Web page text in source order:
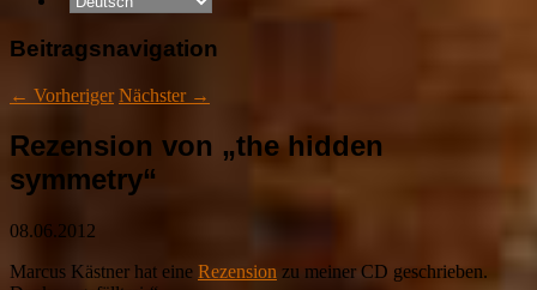
Beitragsnavigation
← Vorheriger Nächster →
Rezension von „the hidden
symmetry“
08.06.2012
Marcus Kästner hat eine Rezension zu meiner CD geschrieben.